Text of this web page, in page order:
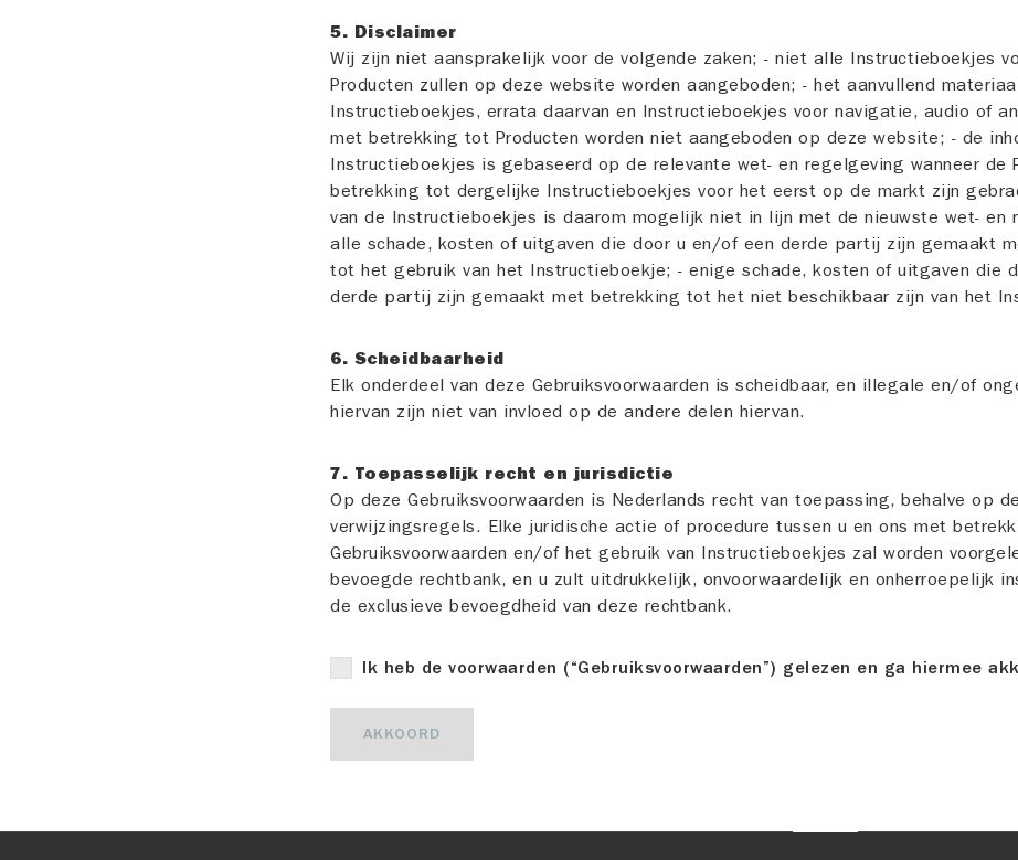
5. Disclaimer
Wij zijn niet aansprakelijk voor de volgende zaken; - niet alle Instructieboekjes
Producten zullen op deze website worden aangeboden; - het aanvullend
Instructieboekjes, errata daarvan en Instructieboekjes voor navigatie, audio of
met betrekking tot Producten worden niet aangeboden op deze website; - de
Instructieboekjes is gebaseerd op de relevante wet- en regelgeving wanneer de
betrekking tot dergelijke Instructieboekjes voor het eerst op de markt zijn
van de Instructieboekjes is daarom mogelijk niet in lijn met de nieuwste wet- en
alle schade, kosten of uitgaven die door u en/of een derde partij zijn gemaakt
tot het gebruik van het Instructieboekje; - enige schade, kosten of uitgaven die
derde partij zijn gemaakt met betrekking tot het niet beschikbaar zijn van het
6. Scheidbaarheid
Elk onderdeel van deze Gebruiksvoorwaarden is scheidbaar, en illegale en/of
hiervan zijn niet van invloed op de andere delen hiervan.
7. Toepasselijk recht en jurisdictie
Op deze Gebruiksvoorwaarden is Nederlands recht van toepassing, behalve op de
verwijzingsregels. Elke juridische actie of procedure tussen u en ons met
Gebruiksvoorwaarden en/of het gebruik van Instructieboekjes zal worden
bevoegde rechtbank, en u zult uitdrukkelijk, onvoorwaardelijk en onherroepelijk
de exclusieve bevoegdheid van deze rechtbank.
Ik heb de voorwaarden (“Gebruiksvoorwaarden”) gelezen en ga hiermee
AKKOORD